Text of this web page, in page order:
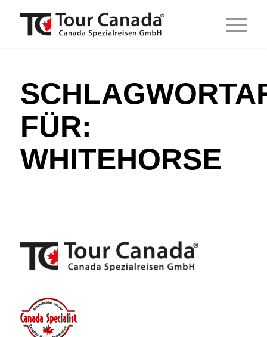
FÜR:
WHITEHORSE